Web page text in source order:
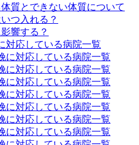
質とできない体質について
つ入れる？
響する？
対応している病院一覧
に対応している病院一覧
に対応している病院一覧
に対応している病院一覧
に対応している病院一覧
に対応している病院一覧
に対応している病院一覧
に対応している病院一覧